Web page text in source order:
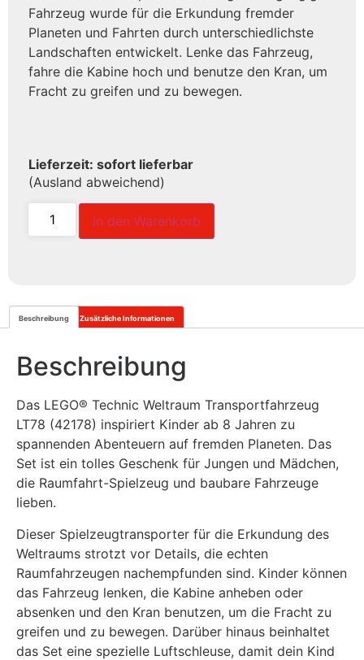
Fahrzeug wurde für die Erkundung fremder
Planeten und Fahrten durch unterschiedlichste
Landschaften entwickelt. Lenke das Fahrzeug,
fahre die Kabine hoch und benutze den Kran, um
Fracht zu greifen und zu bewegen.
Lieferzeit: sofort lieferbar
(Ausland abweichend)
In den Warenkorb
Beschreibung Zusätzliche Informationen
Beschreibung
Das LEGO® Technic Weltraum Transportfahrzeug
LT78 (42178) inspiriert Kinder ab 8 Jahren zu
spannenden Abenteuern auf fremden Planeten. Das
Set ist ein tolles Geschenk für Jungen und Mädchen,
die Raumfahrt-Spielzeug und baubare Fahrzeuge
lieben.
Dieser Spielzeugtransporter für die Erkundung des
Weltraums strotzt vor Details, die echten
Raumfahrzeugen nachempfunden sind. Kinder können
das Fahrzeug lenken, die Kabine anheben oder
absenken und den Kran benutzen, um die Fracht zu
greifen und zu bewegen. Darüber hinaus beinhaltet
das Set eine spezielle Luftschleuse, damit dein Kind